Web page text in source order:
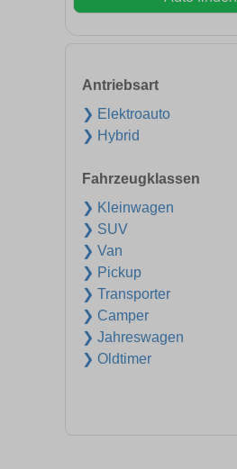
Antriebsart
❯ Elektroauto
❯ Hybrid
Fahrzeugklassen
❯ Kleinwagen
❯ SUV
❯ Van
❯ Pickup
❯ Transporter
❯ Camper
❯ Jahreswagen
❯ Oldtimer